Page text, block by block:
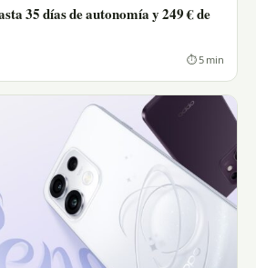
35 días de autonomía y 249 € de
⏱ 5 min